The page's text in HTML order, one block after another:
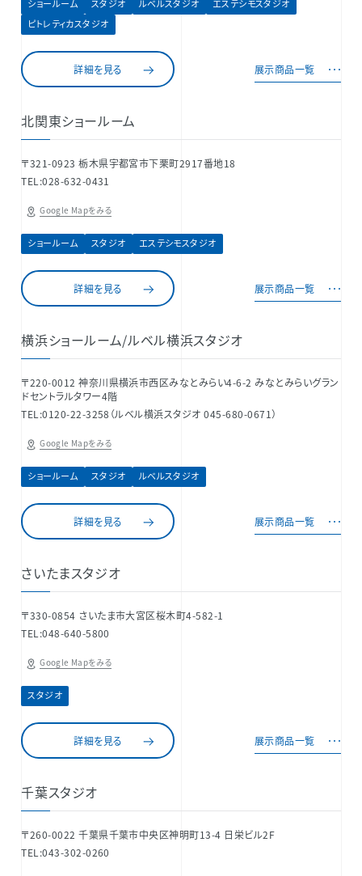
ショールーム スタジオ ルベルスタジオ
エステシモスタジオ
ピトレティカスタジオ
詳細を見る 展示商品一覧
北関東ショールーム
〒321-0923 栃木県宇都宮市下栗町2917番地18
TEL:028-632-0431
Google Mapをみる
ショールーム スタジオ エステシモスタジオ
詳細を見る 展示商品一覧
横浜ショールーム/ルベル横浜スタジオ
〒220-0012 神奈川県横浜市西区みなとみらい4-6-2 みなとみらいグラン
ドセントラルタワー4階
TEL:0120-22-3258（ルベル横浜スタジオ 045-680-0671）
Google Mapをみる
ショールーム スタジオ ルベルスタジオ
詳細を見る 展示商品一覧
さいたまスタジオ
〒330-0854 さいたま市大宮区桜木町4-582-1
TEL:048-640-5800
Google Mapをみる
スタジオ
詳細を見る 展示商品一覧
千葉スタジオ
〒260-0022 千葉県千葉市中央区神明町13-4 日栄ビル2F
TEL:043-302-0260